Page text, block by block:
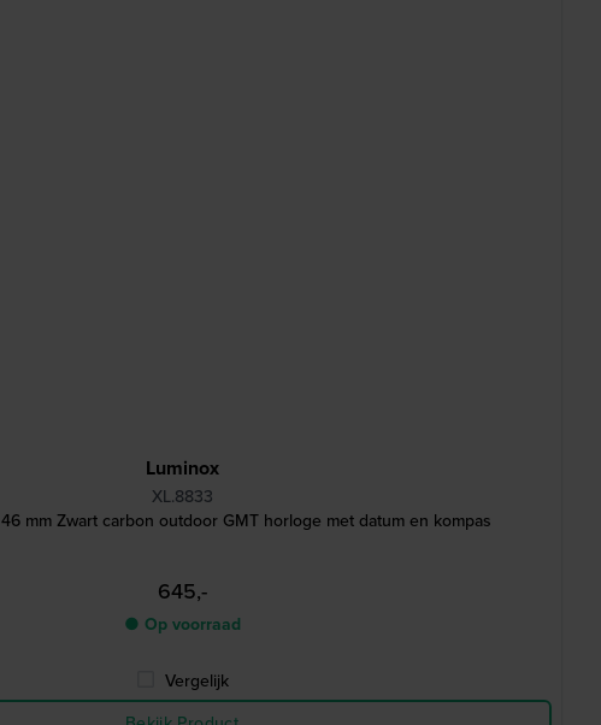
Luminox
XL.8833
mm Zwart carbon outdoor GMT horloge met datum en kompas
645,-
● Op voorraad
Vergelijk